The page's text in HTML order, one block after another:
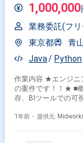
1,000,000
業務委託(フ
東京都
青
Java
Python
作業内容 ★エンジニ
の案件です！！★ ■
存、BIツールでの可
守性を考慮したシス
1年前・ 提供元: